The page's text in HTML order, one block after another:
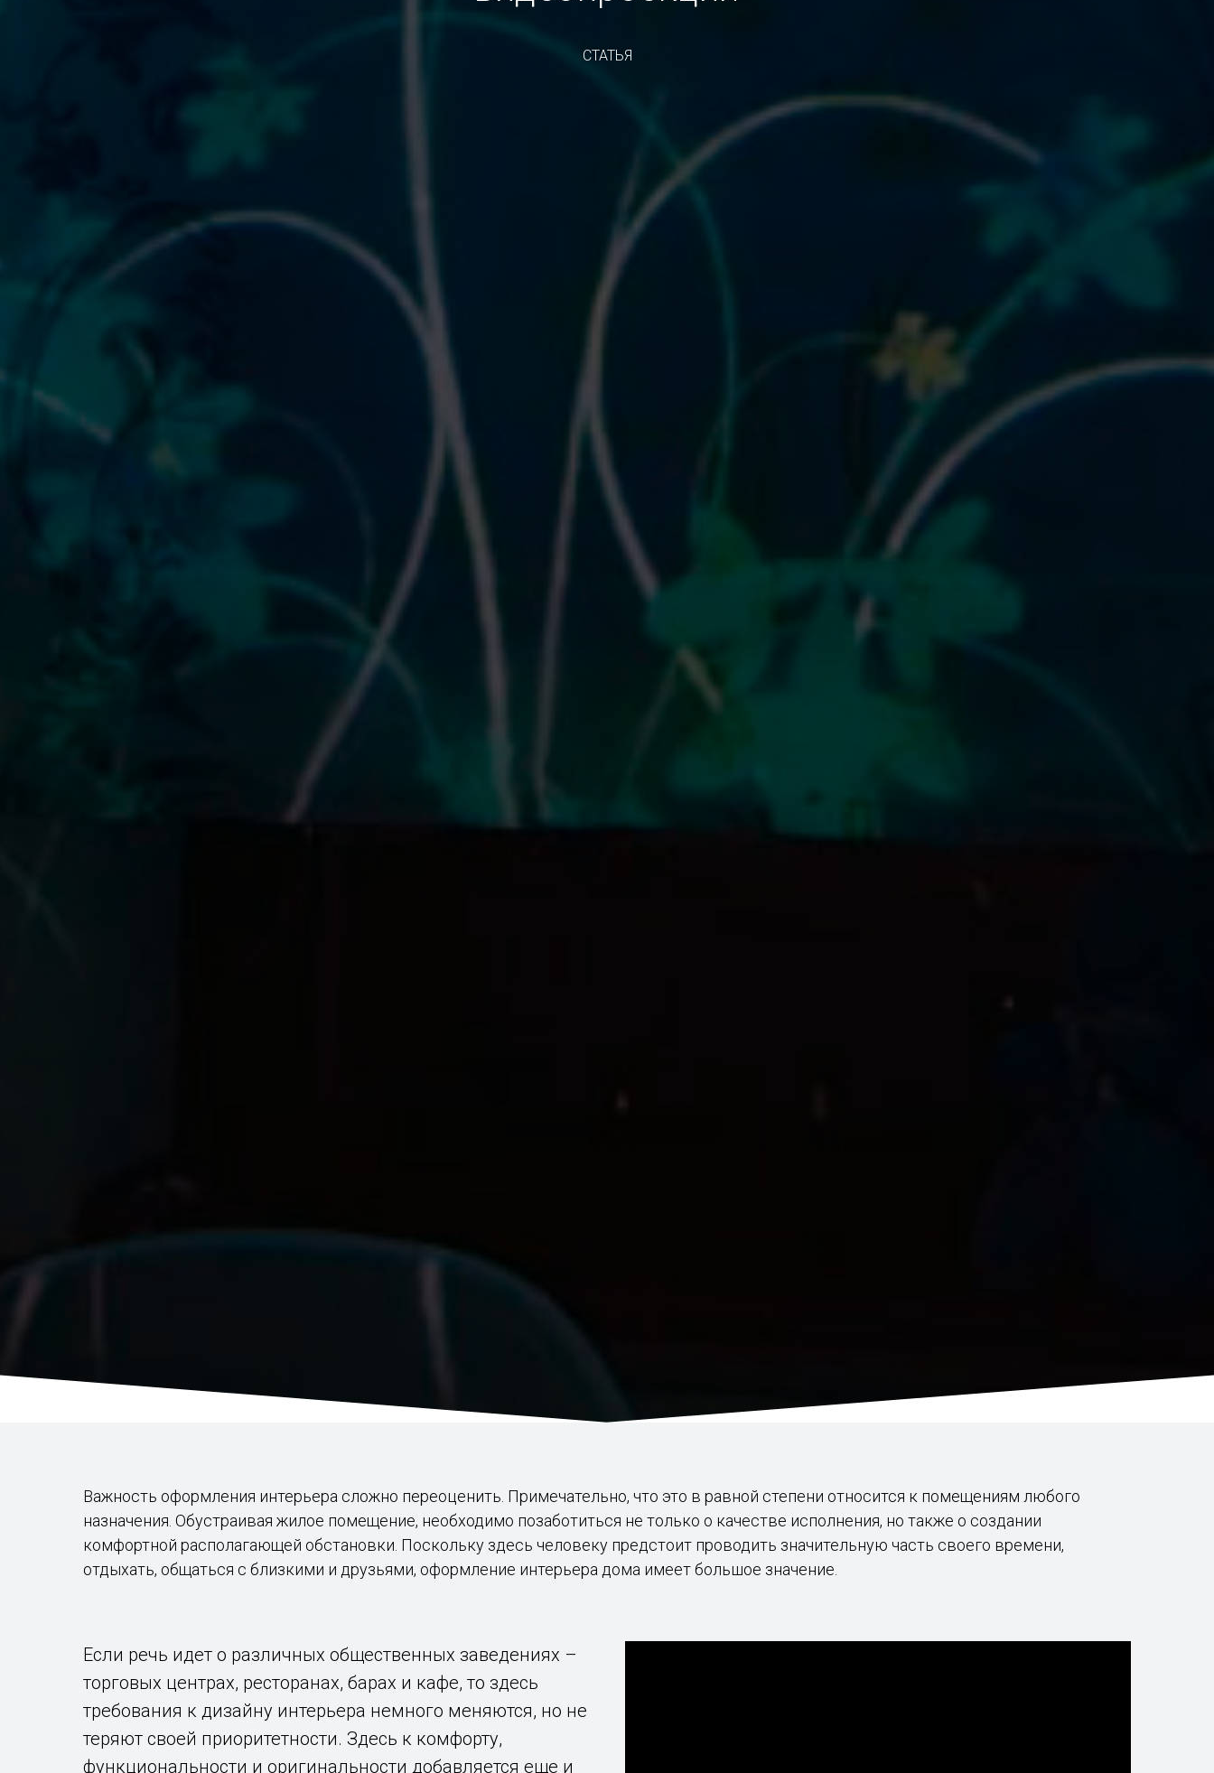
СТАТЬЯ
Важность оформления интерьера сложно переоценить. Примечательно, что это в равной степени относится к помещениям любого
назначения. Обустраивая жилое помещение, необходимо позаботиться не только о качестве исполнения, но также о создании
комфортной располагающей обстановки. Поскольку здесь человеку предстоит проводить значительную часть своего времени,
отдыхать, общаться с близкими и друзьями, оформление интерьера дома имеет большое значение.
Если речь идет о различных общественных заведениях –
торговых центрах, ресторанах, барах и кафе, то здесь
требования к дизайну интерьера немного меняются, но не
теряют своей приоритетности. Здесь к комфорту,
функциональности и оригинальности добавляется еще и